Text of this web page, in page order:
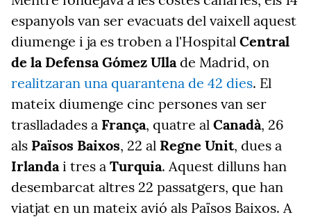
espanyols van ser evacuats del vaixell aquest
diumenge i ja es troben a l'Hospital Central
de la Defensa Gómez Ullade Madrid, on
realitzaran una quarantena de 42 dies. El
mateix diumenge cinc persones van ser
traslladades a França, quatre al Canadà, 26
als Països Baixos, 22 al Regne Unit, dues a
Irlandai tres a Turquia. Aquest dilluns han
desembarcat altres 22 passatgers, que han
viatjat en un mateix avió als Països Baixos. A